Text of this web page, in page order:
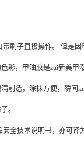
刷子直接操作。 但是
彩，甲油胶是zui新美
剔透，涂抹方便，瞬间
。
安全技术说明书，亦